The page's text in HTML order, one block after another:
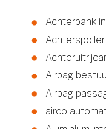
Achterbank
Achterspoiler
Airbag
Airbag
airco